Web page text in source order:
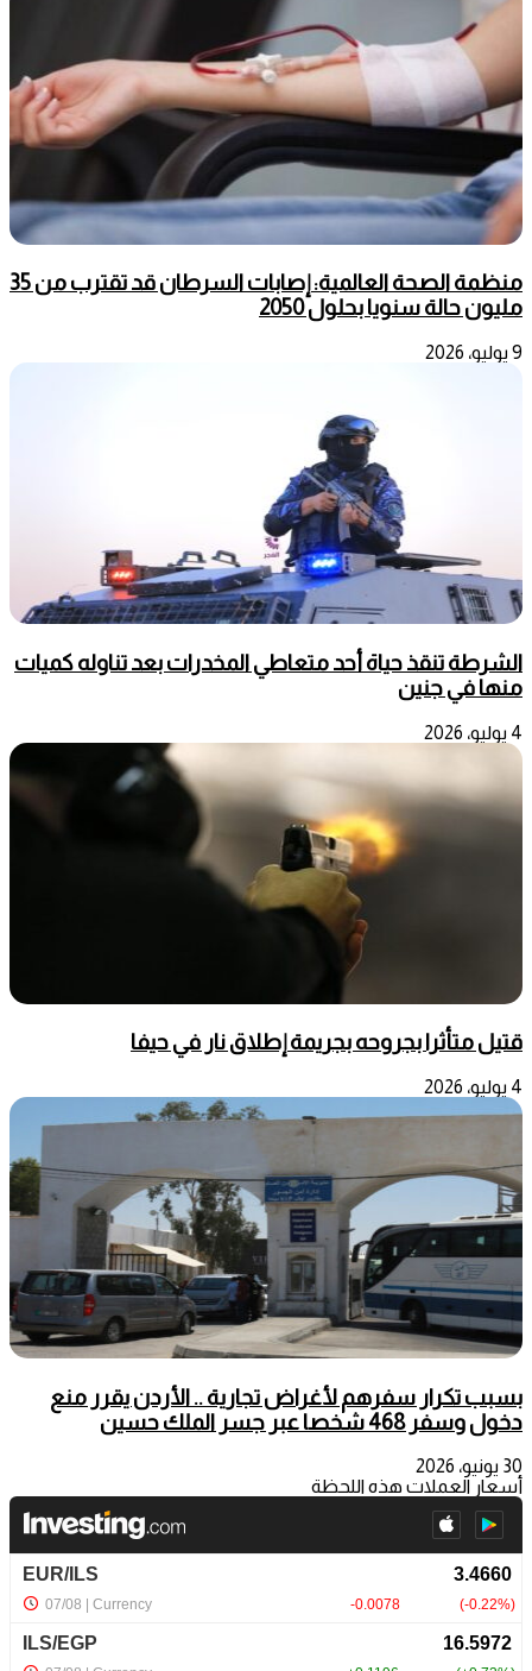
منظمة الصحة العالمية: إصابات السرطان قد تقترب من 35
مليون حالة سنويا بحلول 2050
9 يوليو، 2026
الشرطة تنقذ حياة أحد متعاطي المخدرات بعد تناوله كميات
منها في جنين
4 يوليو، 2026
قتيل متأثرا بجروحه بجريمة إطلاق نار في حيفا
4 يوليو، 2026
بسبب تكرار سفرهم لأغراض تجارية .. الأردن يقرر منع
دخول وسفر 468 شخصا عبر جسر الملك حسين
30 يونيو، 2026
أسعار العملات هذه اللحظة